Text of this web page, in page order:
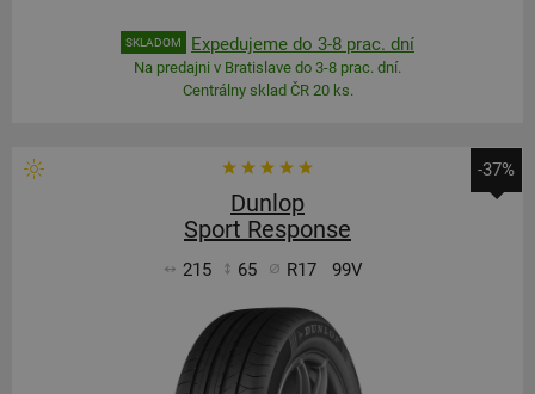
SKLADOM Expedujeme do 3-8 prac. dní
Na predajni v Bratislave do 3-8 prac. dní.
Centrálny sklad ČR 20 ks.
-37%
Dunlop
Sport Response
215 65 R17 99V